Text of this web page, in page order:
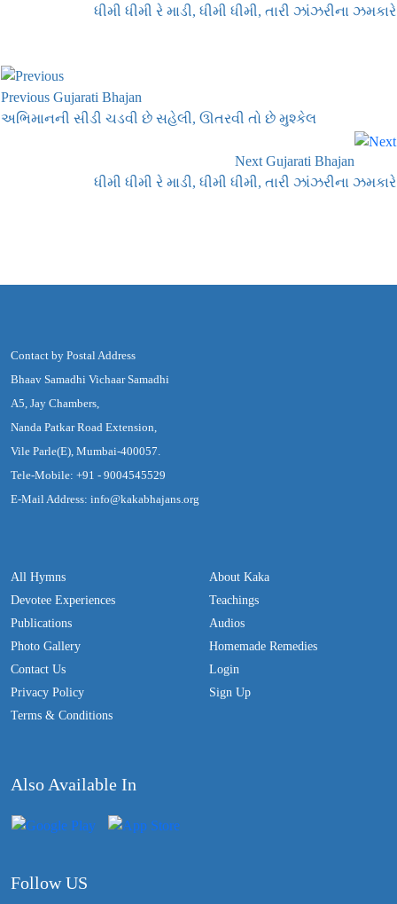
ધીમી ધીમી રે માડી, ધીમી ધીમી, તારી ઝાંઝરીના ઝમકારે
Previous Gujarati Bhajan
અભિમાનની સીડી ચડવી છે સહેલી, ઊતરવી તો છે મુશ્કેલ
Next Gujarati Bhajan
ધીમી ધીમી રે માડી, ધીમી ધીમી, તારી ઝાંઝરીના ઝમકારે
Contact by Postal Address
Bhaav Samadhi Vichaar Samadhi
A5, Jay Chambers,
Nanda Patkar Road Extension,
Vile Parle(E), Mumbai-400057.
Tele-Mobile: +91 - 9004545529
E-Mail Address: info@kakabhajans.org
All Hymns
Devotee Experiences
Publications
Photo Gallery
Contact Us
Privacy Policy
Terms & Conditions
About Kaka
Teachings
Audios
Homemade Remedies
Login
Sign Up
Also Available In
Follow US